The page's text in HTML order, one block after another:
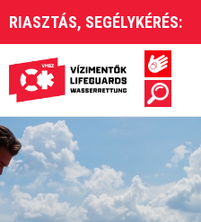
RIASZTÁS, SEGÉLYKÉRÉS: